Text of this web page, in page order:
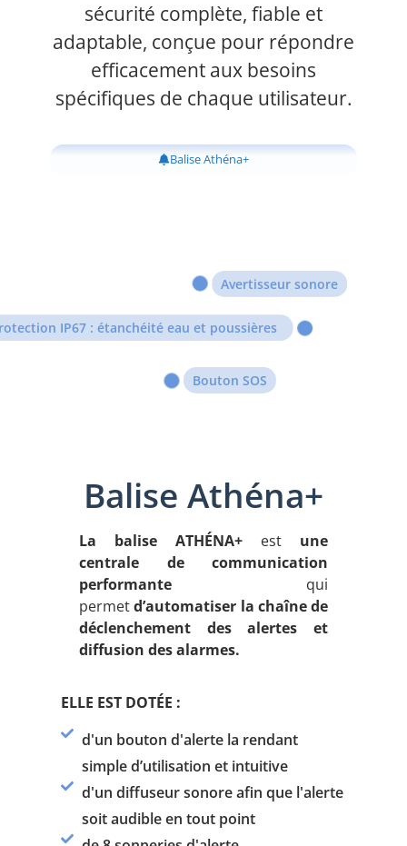
sécurité complète, fiable et
adaptable, conçue pour répondre
efficacement aux besoins
spécifiques de chaque utilisateur.
Balise Athéna+
Bouton SOS
Avertisseur sonore
IP67 : étanchéité eau et poussières
Balise Athéna+
La balise ATHÉNA+ est une
centrale de communication
performante qui
permetd’automatiser la chaîne de
déclenchement des alertes et
diffusion des alarmes.
ELLE EST DOTÉE :
d'un bouton d'alerte la rendant
simple d’utilisation et intuitive
d'un diffuseur sonore afin que l'alerte
soit audible en tout point